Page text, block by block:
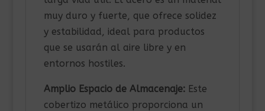
muy duro y fuerte, que ofrece solidez
y estabilidad, ideal para productos
que se usarán al aire libre y en
entornos hostiles.
Amplio Espacio de Almacenaje:Este
cobertizo metálico proporciona un